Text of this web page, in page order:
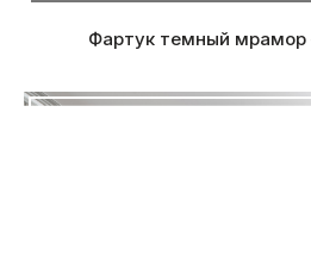
Фартук темный